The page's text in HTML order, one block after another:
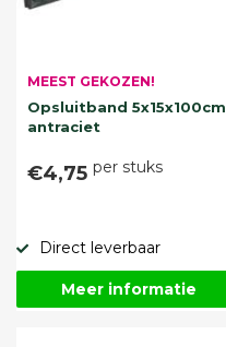
MEEST GEKOZEN!
Opsluitband 5x15x100cm
antraciet
€4,75 per stuks
Direct leverbaar
Meer informatie